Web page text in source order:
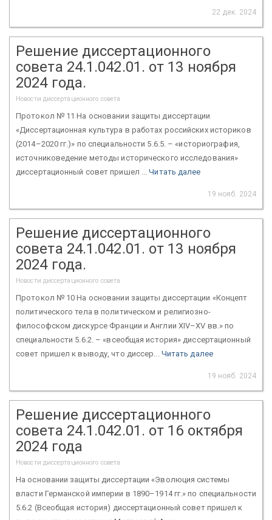
22 дек. 2024
Решение диссертационного
совета 24.1.042.01. от 13 ноября
2024 года.
Новости диссертационного совета
Протокол № 11 На основании защиты диссертации
«Диссертационная культура в работах российских историков
(2014–2020 гг.)» по специальности 5.6.5. – «историография,
источниковедение методы исторического исследования»
диссертационный совет пришел ...Читать далее
19 нояб. 2024
Решение диссертационного
совета 24.1.042.01. от 13 ноября
2024 года.
Новости диссертационного совета
Протокол № 10 На основании защиты диссертации «Концепт
политического тела в политическом и религиозно-
философском дискурсе Франции и Англии XIV–XV вв.» по
специальности 5.6.2. – «всеобщая история» диссертационный
совет пришел к выводу, что диссер... Читать далее
19 нояб. 2024
Решение диссертационного
совета 24.1.042.01. от 16 октября
2024 года
Новости диссертационного совета
На основании защиты диссертации «Эволюция системы
власти Германской империи в 1890–1914 гг.» по специальности
5.6.2 (Всеобщая история) диссертационный совет пришел к